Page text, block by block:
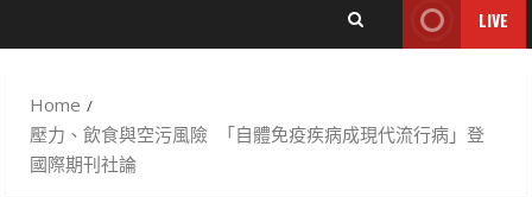
LIVE
Home
壓力、飲食與空污風險 「自體免疫疾病成現代流行病」登
國際期刊社論